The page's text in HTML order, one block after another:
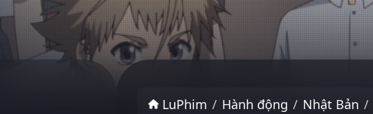
LuPhim Hành động Nhật Bản